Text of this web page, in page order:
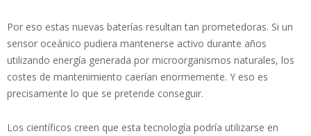
Por eso estas nuevas baterías resultan tan prometedoras. Si un
sensor oceánico pudiera mantenerse activo durante años
utilizando energía generada por microorganismos naturales, los
costes de mantenimiento caerían enormemente. Y eso es
precisamente lo que se pretende conseguir.
Los científicos creen que esta tecnología podría utilizarse en